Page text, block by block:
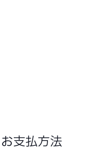
お支払方法